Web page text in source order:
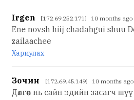
Irgen [172.69.252.171] 10 months ago
Ene novsh hiij chadahgui shuu
zailaachee
Хариулах
Зочин [172.69.45.149] 10 months ago
Дөлгөөн нь сайн эдийн засагч